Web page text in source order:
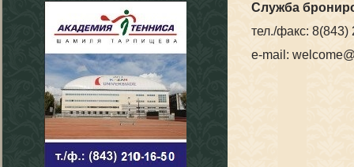
Служба
тел./факс: 8(843)
e-mail: